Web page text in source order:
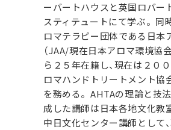
ーバートハウスと英国ロバー
スティテュートにて学ぶ。同
ロマテラピー団体である日本
（JAA/現在日本アロマ環境協
ら２５年在籍し、現在は２０
ロマハンドトリートメント協
を務める。AHTAの理論と技
成した講師は日本各地文化教
中日文化センター講師として